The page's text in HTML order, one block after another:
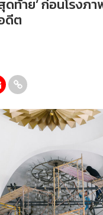
ดท้าย’ ก่อนโรงภ
ดีต